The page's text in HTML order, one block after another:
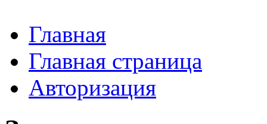
Главная
Главная страница
Авторизация